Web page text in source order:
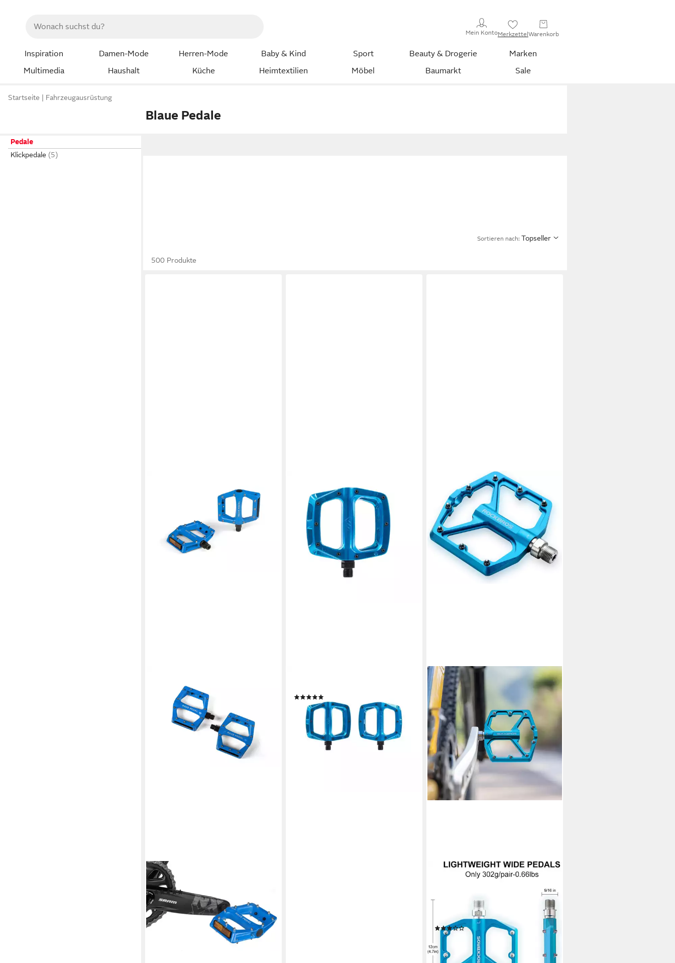
Mein KontoMerkzettelWarenkorb
Inspiration Damen-Mode Herren-Mode Baby & Kind Sport Beauty & Drogerie
Marken
Multimedia
Haushalt Küche Heimtextilien Möbel Baumarkt Sale
Startseite Fahrzeugausrüstung
Blaue Pedale
Pedale
Klickpedale
Sortieren nach: Topseller
500 Produkte
CHIRP
Fahrradpedale RACE MTB Pedale
(3)
39,99 €
lieferbar - in 4-5 Werktagen bei dir
ab 59,95 €
lieferbar - in 8-10 Werktagen bei dir
+1
ROCKBROS
Aluminium Plattform Pedale 9/16
Zoll (Ultraleicht Antirutsch Fahrrad
Pedale für MTB E-Bike Stadtrad)
(1)
49,49 €
61,99 €
(49,49 €/ 1 Paar)
-20%